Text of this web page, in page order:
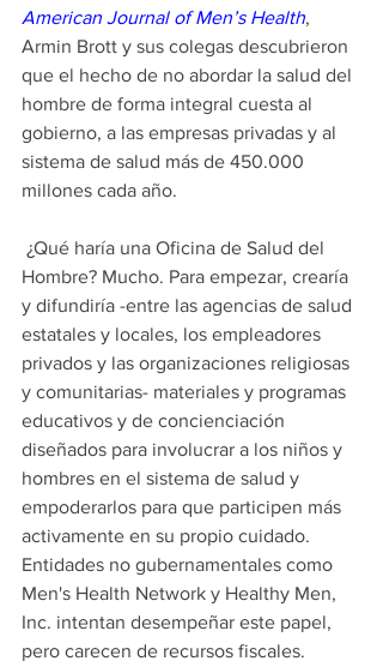
American Journal of Men’s Health,
Armin Brott y sus colegas descubrieron
que el hecho de no abordar la salud del
hombre de forma integral cuesta al
gobierno, a las empresas privadas y al
sistema de salud más de 450.000
millones cada año.
Hombre? Mucho. Para empezar, crearía
y difundiría -entre las agencias de salud
estatales y locales, los empleadores
privados y las organizaciones religiosas
y comunitarias- materiales y programas
educativos y de concienciación
diseñados para involucrar a los niños y
hombres en el sistema de salud y
empoderarlos para que participen más
activamente en su propio cuidado.
Entidades no gubernamentales como
Men's Health Network y Healthy Men,
Inc. intentan desempeñar este papel,
pero carecen de recursos fiscales.